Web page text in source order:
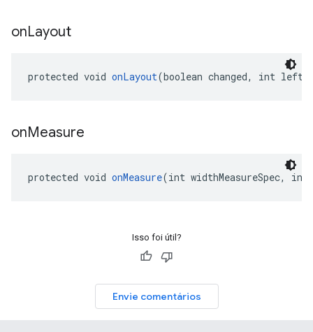
onLayout
protected void onLayout(boolean changed, int
onMeasure
protected void onMeasure(int widthMeasureSpec, int
Isso foi útil?
Envie comentários